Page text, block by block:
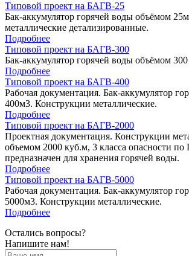
Типовой проект на БАГВ-25
Бак-аккумулятор горячей воды объёмом
металлические детализированные.
Подробнее
Типовой проект на БАГВ-300
Бак-аккумулятор горячей воды объёмом
Подробнее
Типовой проект на БАГВ-400
Рабочая документация. Бак-аккумулятор
400м3. Конструкции металлические.
Подробнее
Типовой проект на БАГВ-2000
Проектная документация. Конструкции
объемом 2000 куб.м, 3 класса опасности
предназначен для хранения горячей воды.
Подробнее
Типовой проект на БАГВ-5000
Рабочая документация. Бак-аккумулятор
5000м3. Конструкции металлические.
Подробнее
Остались вопросы?
Напишите нам!